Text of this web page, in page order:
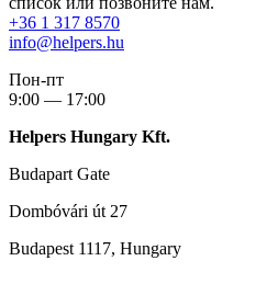
+36 1 317 8570
info@helpers.hu
Пон-пт
9:00 — 17:00
Helpers Hungary Kft.
Budapart Gate
Dombóvári út 27
Budapest 1117, Hungary